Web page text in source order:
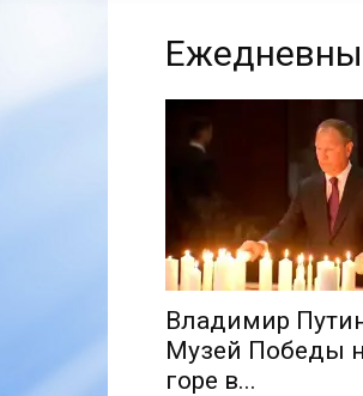
Владимир
Музей Победы
горе в...